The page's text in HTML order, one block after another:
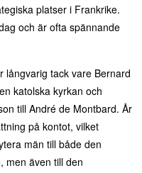
platser i Frankrike.
och är ofta spännande
långvarig tack vare Bernard
katolska kyrkan och
till André de Montbard. År
på kontot, vilket
män till både den
men även till den